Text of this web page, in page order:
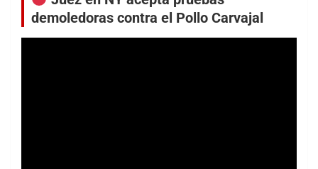
demoledoras contra el Pollo Carvajal